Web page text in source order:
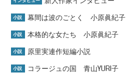
小説 幕間は波のごとく 小原眞紀子
小説 本格的な女たち 小原眞紀子
小説 原里実連作短編小説
小説 コラージュの国 青山YURI子